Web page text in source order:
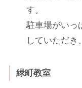
す。
駐車場がいっ
していただき
緑町教室